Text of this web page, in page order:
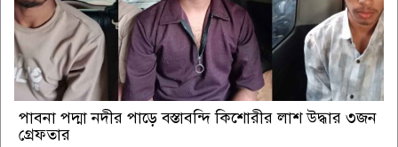
পাবনা পদ্মা নদীর পাড়ে বস্তাবন্দি কিশোরীর লাশ উদ্ধার ৩জন
গ্রেফতার